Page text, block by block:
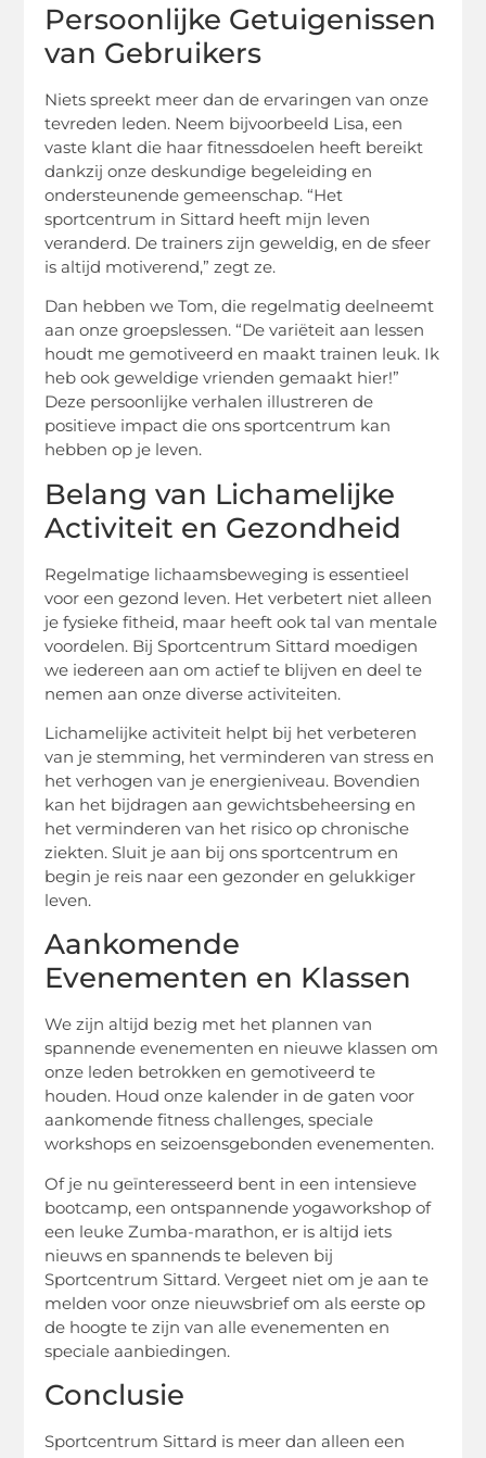
Persoonlijke Getuigenissen
van Gebruikers
Niets spreekt meer dan de ervaringen van onze
tevreden leden. Neem bijvoorbeeld Lisa, een
vaste klant die haar fitnessdoelen heeft bereikt
dankzij onze deskundige begeleiding en
ondersteunende gemeenschap. “Het
sportcentrum in Sittard heeft mijn leven
veranderd. De trainers zijn geweldig, en de sfeer
is altijd motiverend,” zegt ze.
Dan hebben we Tom, die regelmatig deelneemt
aan onze groepslessen. “De variëteit aan lessen
houdt me gemotiveerd en maakt trainen leuk. Ik
heb ook geweldige vrienden gemaakt hier!”
Deze persoonlijke verhalen illustreren de
positieve impact die ons sportcentrum kan
hebben op je leven.
Belang van Lichamelijke
Activiteit en Gezondheid
Regelmatige lichaamsbeweging is essentieel
voor een gezond leven. Het verbetert niet alleen
je fysieke fitheid, maar heeft ook tal van mentale
voordelen. Bij Sportcentrum Sittard moedigen
we iedereen aan om actief te blijven en deel te
nemen aan onze diverse activiteiten.
Lichamelijke activiteit helpt bij het verbeteren
van je stemming, het verminderen van stress en
het verhogen van je energieniveau. Bovendien
kan het bijdragen aan gewichtsbeheersing en
het verminderen van het risico op chronische
ziekten. Sluit je aan bij ons sportcentrum en
begin je reis naar een gezonder en gelukkiger
leven.
Aankomende
Evenementen en Klassen
We zijn altijd bezig met het plannen van
spannende evenementen en nieuwe klassen om
onze leden betrokken en gemotiveerd te
houden. Houd onze kalender in de gaten voor
aankomende fitness challenges, speciale
workshops en seizoensgebonden evenementen.
Of je nu geïnteresseerd bent in een intensieve
bootcamp, een ontspannende yogaworkshop of
een leuke Zumba-marathon, er is altijd iets
nieuws en spannends te beleven bij
Sportcentrum Sittard. Vergeet niet om je aan te
melden voor onze nieuwsbrief om als eerste op
de hoogte te zijn van alle evenementen en
speciale aanbiedingen.
Conclusie
Sportcentrum Sittard is meer dan alleen een